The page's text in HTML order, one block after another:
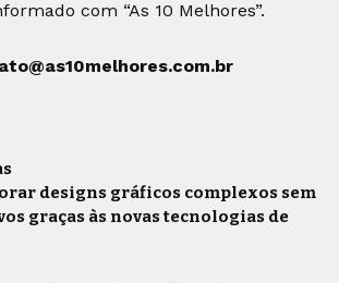
com “As 10 Melhores”.
designs gráficos complexos sem
graças às novas tecnologias de